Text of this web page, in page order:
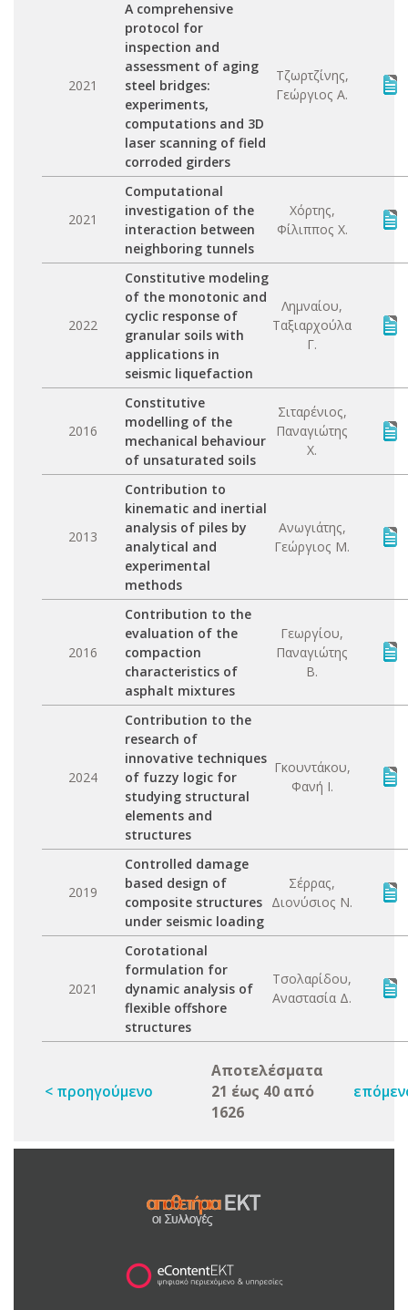
2021
A comprehensive
protocol for
inspection and
assessment of aging
steel bridges:
experiments,
computations and 3D
laser scanning of field
corroded girders
Τζωρτζίνης,
Γεώργιος Α.
2021
Computational
investigation of the
interaction between
neighboring tunnels
Χόρτης,
Φίλιππος Χ.
2022
Constitutive modeling
of the monotonic and
cyclic response of
granular soils with
applications in
seismic liquefaction
Λημναίου,
Ταξιαρχούλα
Γ.
2016
Constitutive
modelling of the
mechanical behaviour
of unsaturated soils
Σιταρένιος,
Παναγιώτης
Χ.
2013
Contribution to
kinematic and inertial
analysis of piles by
analytical and
experimental
methods
Ανωγιάτης,
Γεώργιος Μ.
2016
Contribution to the
evaluation of the
compaction
characteristics of
asphalt mixtures
Γεωργίου,
Παναγιώτης
Β.
2024
Contribution to the
research of
innovative techniques
of fuzzy logic for
studying structural
elements and
structures
Γκουντάκου,
Φανή Ι.
2019
Controlled damage
based design of
composite structures
under seismic loading
Σέρρας,
Διονύσιος Ν.
2021
Corotational
formulation for
dynamic analysis of
flexible offshore
structures
Τσολαρίδου,
Αναστασία Δ.
< προηγούμενο
Αποτελέσματα
21 έως 40 από
1626